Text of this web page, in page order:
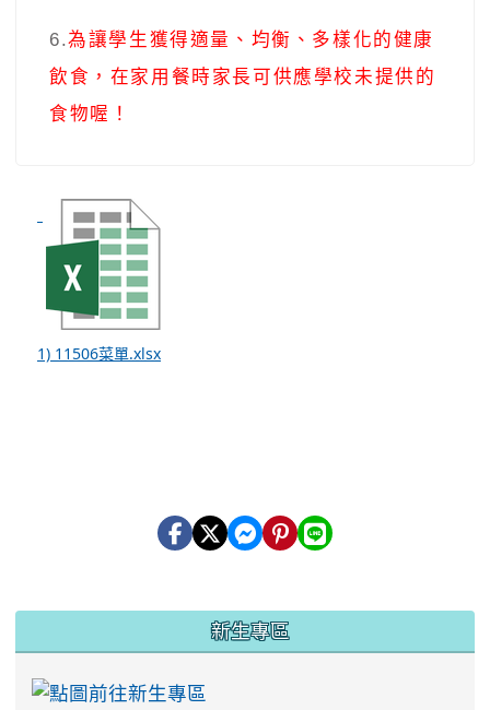
6.為讓學生獲得適量、均衡、多樣化的健康
飲食，在家用餐時家長可供應學校未提供的
食物喔！
1) 11506菜單.xlsx
新生專區